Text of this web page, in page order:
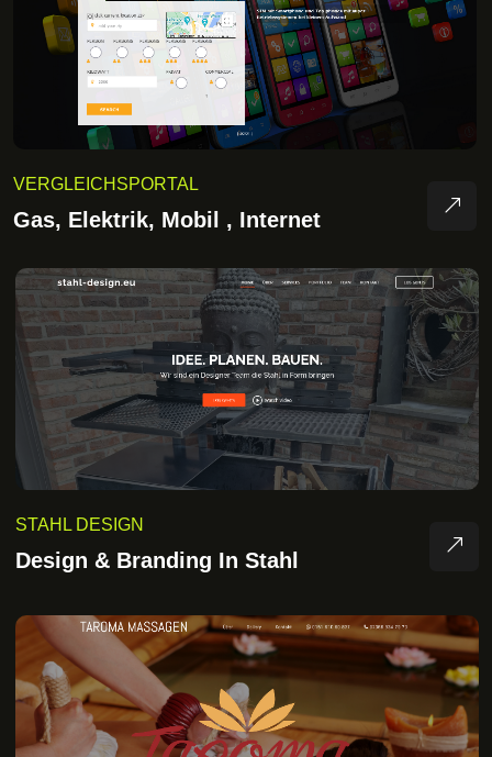
VERGLEICHSPORTAL
Gas, Elektrik, Mobil , Internet
STAHL DESIGN
Design & Branding In Stahl